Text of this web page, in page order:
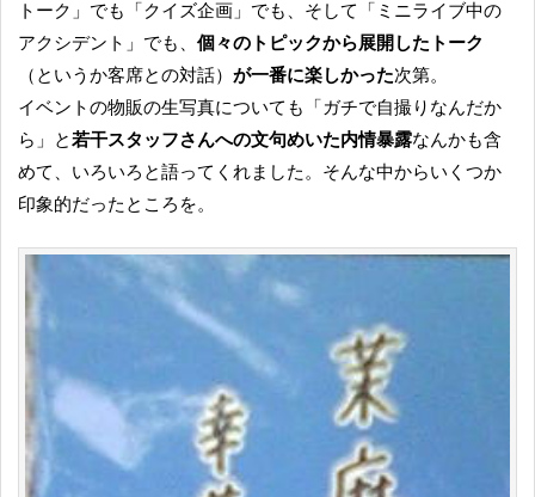
トーク」でも「クイズ企画」でも、そして「ミニライブ中の
アクシデント」でも、 個々のトピックから展開したトーク
（というか客席との対話） が一番に楽しかった次第。
イベントの物販の生写真についても「ガチで自撮りなんだか
ら」と若干スタッフさんへの文句めいた内情暴露なんかも含
めて、いろいろと語ってくれました。そんな中からいくつか
印象的だったところを。